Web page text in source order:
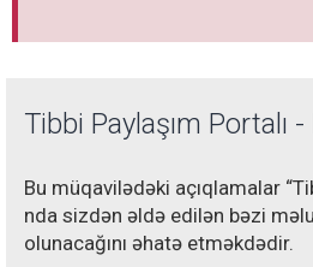
Tibbi Paylaşım Portalı
Bu müqavilədəki açıqlamalar
nda sizdən əldə edilən bəzi
olunacağını əhatə etməkdədir.